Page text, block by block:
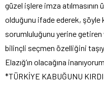
güzel işlere imza
olduğunu ifade ederek, şöyle
sorumluluğunu yerine
bilinçli seçmen özelliğini
Elazığ’ın olacağına
*TÜRKİYE KABUĞUNU